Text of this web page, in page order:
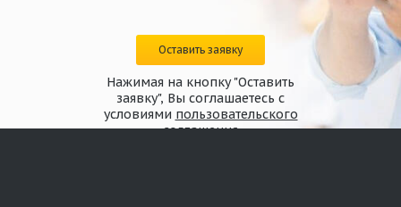
Оставить заявку
Нажимая на кнопку "Оставить
заявку", Вы соглашаетесь с
условиями пользовательского
соглашения